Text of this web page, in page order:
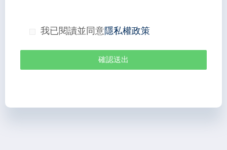
我已閱讀並同意隱私權政策
確認送出